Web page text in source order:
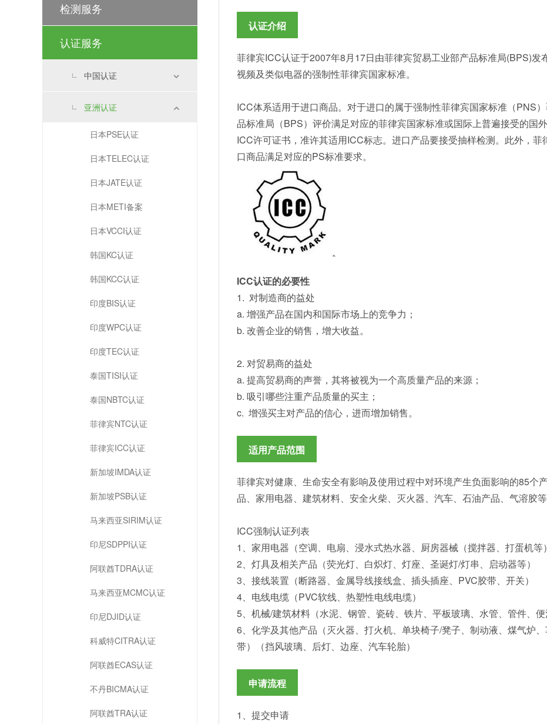
检测服务
认证服务
中国认证
亚洲认证
日本PSE认证
日本TELEC认证
日本JATE认证
日本METI备案
日本VCCI认证
韩国KC认证
韩国KCC认证
印度BIS认证
印度WPC认证
印度TEC认证
泰国TISI认证
泰国NBTC认证
菲律宾NTC认证
菲律宾ICC认证
新加坡IMDA认证
新加坡PSB认证
马来西亚SIRIM认证
印尼SDPPI认证
阿联酋TDRA认证
马来西亚MCMC认证
印尼DJID认证
科威特CITRA认证
阿联酋ECAS认证
不丹BICMA认证
阿联酋TRA认证
认证介绍
菲律宾ICC认证于2007年8月17日由菲律宾贸易工业部产品标准局(BPS)发
视频及类似电器的强制性菲律宾国家标准。
ICC体系适用于进口商品。对于进口的属于强制性菲律宾国家标准（PNS
品标准局（BPS）评价满足对应的菲律宾国家标准或国际上普遍接受的国
ICC许可证书，准许其适用ICC标志。进口产品要接受抽样检测。此外，
口商品满足对应的PS标准要求。
ICC认证的必要性
1. 对制造商的益处
a. 增强产品在国内和国际市场上的竞争力；
b. 改善企业的销售，增大收益。
2. 对贸易商的益处
a. 提高贸易商的声誉，其将被视为一个高质量产品的来源；
b. 吸引哪些注重产品质量的买主；
c. 增强买主对产品的信心，进而增加销售。
适用产品范围
菲律宾对健康、生命安全有影响及使用过程中对环境产生负面影响的85个
品、家用电器、建筑材料、安全火柴、灭火器、汽车、石油产品、气溶胶等
ICC强制认证列表
1、家用电器（空调、电扇、浸水式热水器、厨房器械（搅拌器、打蛋机等
2、灯具及相关产品（荧光灯、白炽灯、灯座、圣诞灯/灯串、启动器等）
3、接线装置（断路器、金属导线接线盒、插头插座、PVC胶带、开关）
4、电线电缆（PVC软线、热塑性电线电缆）
5、机械/建筑材料（水泥、钢管、瓷砖、铁片、平板玻璃、水管、管件、便
6、化学及其他产品（灭火器、打火机、单块椅子/凳子、制动液、煤气炉
带）（挡风玻璃、后灯、边座、汽车轮胎）
申请流程
1、提交申请